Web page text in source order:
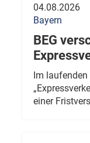
04.08.2026
Bayern
BEG
Im
einer